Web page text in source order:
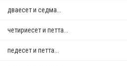
дваесет и седма...
четириесет и петта...
педесет и петта...